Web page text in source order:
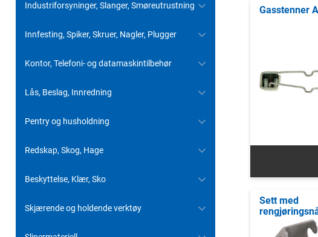
Industriforsyninger, Slanger, Smøreutrustning
Innfesting, Spiker, Skruer, Nagler, Plugger
Kontor, Telefoni- og datamaskintilbehør
Lås, Beslag, Innredning
Pentry og husholdning
Redskap, Skog, Hage
Beskyttelse, Klær, Sko
Skjærende og holdende verktøy
Gasstenner
Sett med